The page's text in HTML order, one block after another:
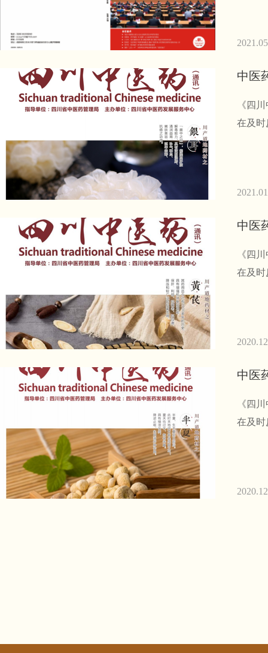
中医
《四
在及时
中医
《四
在及时
中医
《四
在及时